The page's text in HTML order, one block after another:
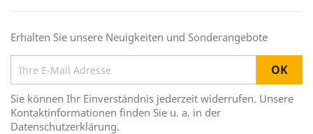
Erhalten Sie unsere Neuigkeiten und Sonderangebote
Sie können Ihr Einverständnis jederzeit widerrufen. Unsere
Kontaktinformationen finden Sie u. a. in der
Datenschutzerklärung.